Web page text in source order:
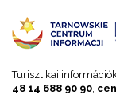
Turisztikai
48 14 688 90 90